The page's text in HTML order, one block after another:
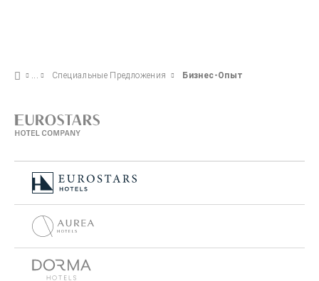
Специальные Предложения Бизнес-Опыт